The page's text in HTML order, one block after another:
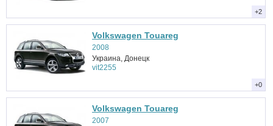
+2
+0
Volkswagen Touareg
2008
Украина, Донецк
vit2255
Volkswagen Touareg
2007